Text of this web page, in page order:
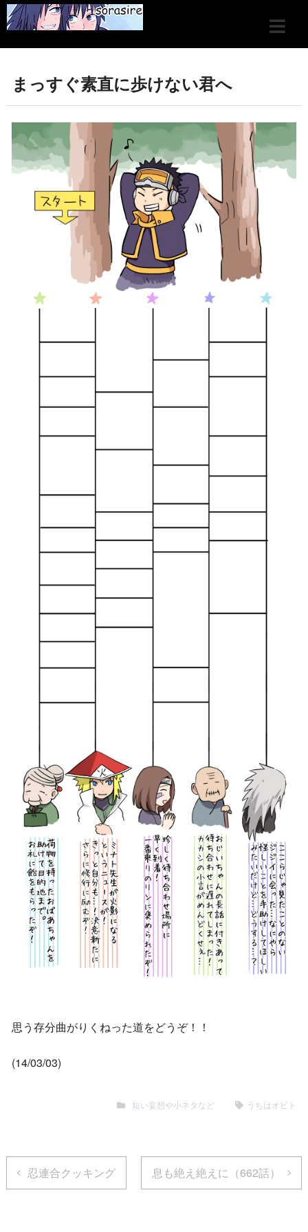
まっすぐ素直に歩けない君へ
思う存分曲がりくねった道をどうぞ！！
(14/03/03)
短い妄想や小ネタなど うちはオビト
忍連合クッキング 息も絶え絶えに（662話）